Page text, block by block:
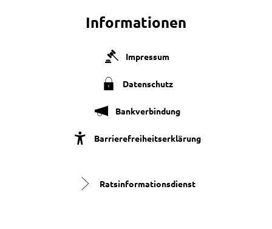
Informationen
Impressum
Datenschutz
Bankverbindung
Barrierefreiheitserklärung
Ratsinformationsdienst